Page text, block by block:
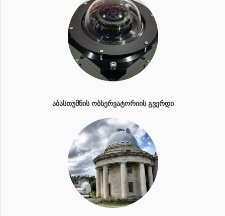
ᲐᲑᲐᲡᲗᲣᲛᲜᲘᲡ ᲝᲑᲡᲔᲠᲕᲐᲢᲝᲠᲘᲘᲡ ᲒᲕᲔᲠᲓᲘ